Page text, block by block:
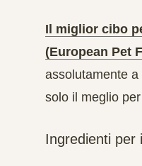
Il miglior cibo
(European Pet
assolutamente a
solo il meglio
Ingredienti per